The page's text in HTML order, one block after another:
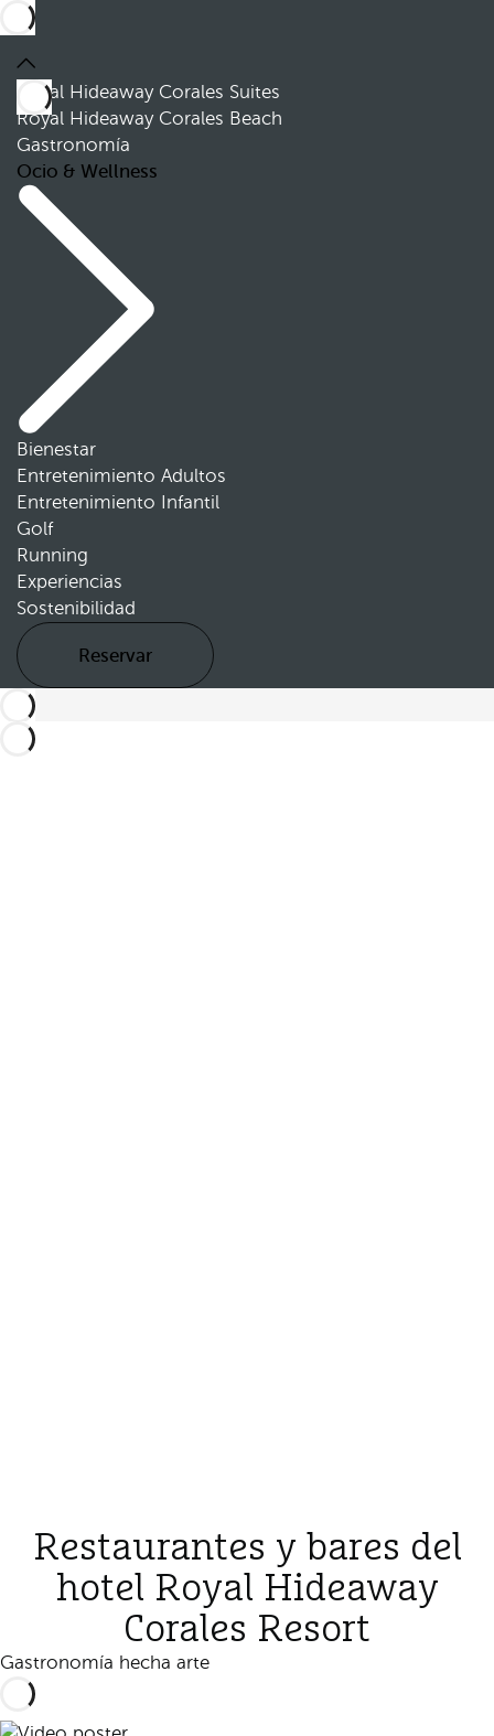
Royal Hideaway Corales Suites
Royal Hideaway Corales Beach
Gastronomía
Ocio & Wellness
Bienestar
Entretenimiento Adultos
Entretenimiento Infantil
Golf
Running
Experiencias
Sostenibilidad
Reservar
Restaurantes y bares del
hotel Royal Hideaway
Corales Resort
Gastronomía hecha arte
Reproducir vídeo